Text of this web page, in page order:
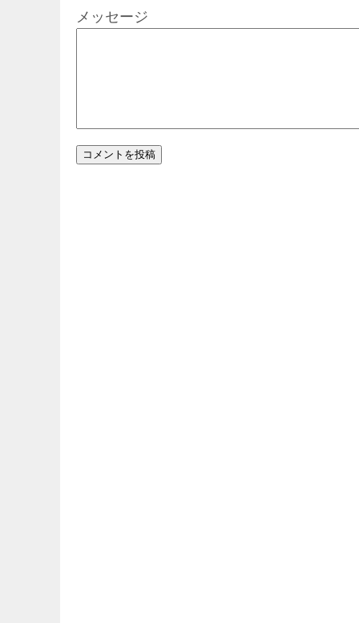
メッセージ